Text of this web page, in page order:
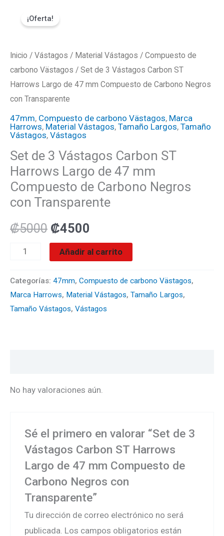
¡Oferta!
Inicio / Vástagos / Material Vástagos / Compuesto de
carbono Västagos / Set de 3 Vástagos Carbon ST
Harrows Largo de 47 mm Compuesto de Carbono Negros
con Transparente
47mm, Compuesto de carbono Västagos, Marca
Harrows, Material Vástagos, Tamaño Largos, Tamaño
Vástagos, Vástagos
Set de 3 Vástagos Carbon ST
Harrows Largo de 47 mm
Compuesto de Carbono Negros
con Transparente
₡5000
original
era:
₡5000.
₡4500
actual
es:
Vástagos
Carbon
ST
Harrows
Largo
de
mm
Compuesto
de
Carbono
Negros
Transparente Añadir al carrito
Categorías: 47mm, Compuesto de carbono Västagos,
Marca Harrows, Material Vástagos, Tamaño Largos,
Tamaño Vástagos, Vástagos
No hay valoraciones aún.
Sé el primero en valorar “Set de 3
Vástagos Carbon ST Harrows
Largo de 47 mm Compuesto de
Carbono Negros con
Transparente”
Tu dirección de correo electrónico no será
publicada. Los campos obligatorios están